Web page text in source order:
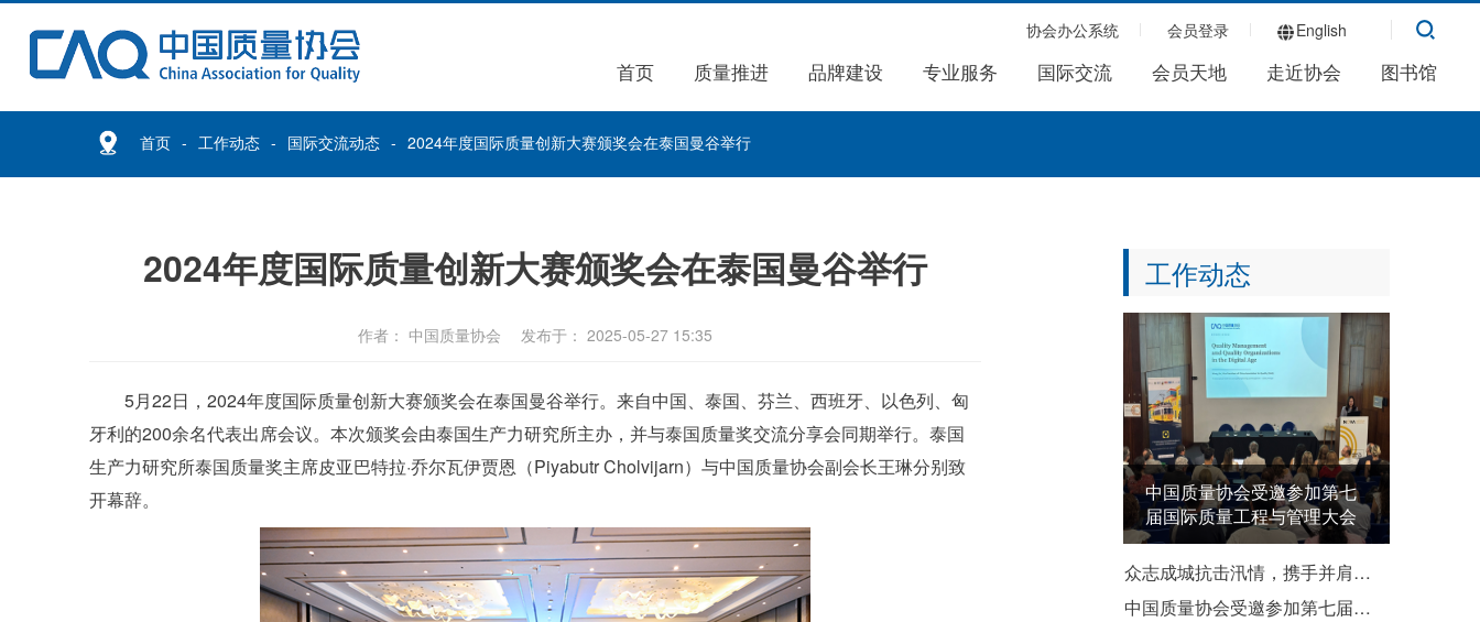
协会办公系统 会员登录 English
首页 质量推进 品牌建设 专业服务 国际交流 会员天地 走近协会 图书馆
首页 工作动态 国际交流动态 2024年度国际质量创新大赛颁奖会在泰国曼谷举行
2024年度国际质量创新大赛颁奖会在泰国曼谷举行
作者： 中国质量协会 发布于： 2025-05-27 15:35
5月22日，2024年度国际质量创新大赛颁奖会在泰国曼谷举行。来自中国、泰国、芬兰、西班牙、以色列、匈
牙利的200余名代表出席会议。本次颁奖会由泰国生产力研究所主办，并与泰国质量奖交流分享会同期举行。泰国
生产力研究所泰国质量奖主席皮亚巴特拉·乔尔瓦伊贾恩（Piyabutr Cholvijarn）与中国质量协会副会长王琳分别致
开幕辞。
工作动态
中国质量协会受邀参加第七
届国际质量工程与管理大会
众志成城抗击汛情，携手并肩共渡难关——致全国质协系统各成员单位防汛救灾倡议书
中国质量协会受邀参加第七届国际质量工程与管理大会